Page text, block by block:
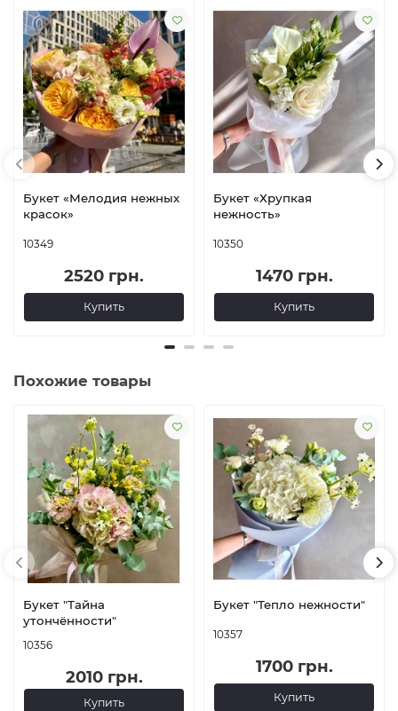
Букет «Мелодия нежных
красок»
10349
2520 грн.
Купить
Букет «Хрупкая
нежность»
10350
1470 грн.
Купить
Похожие товары
Букет "Тайна
утончённости"
10356
2010 грн.
Купить
Букет "Тепло нежности"
10357
1700 грн.
Купить